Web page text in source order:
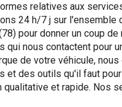
relatives aux
24 h/7 j sur l'ensemble
pour donner un coup de
qui nous contactent pour
de votre véhicule,
et des outils qu'il faut
qualitative et rapide. Nos